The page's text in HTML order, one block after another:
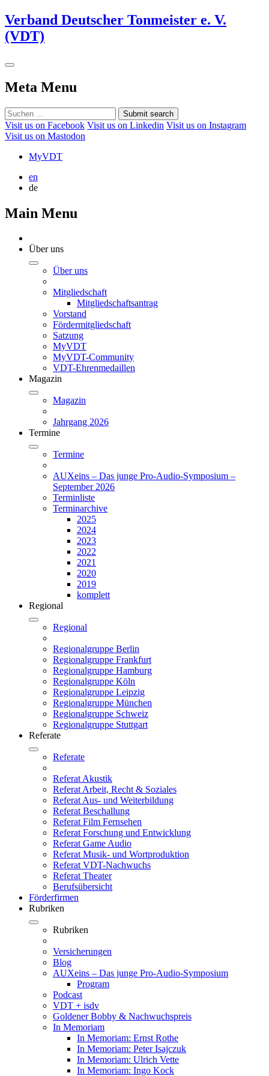
Verband Deutscher Tonmeister e. V.
(VDT)
Meta Menu
Submit search
Visit us on Facebook Visit us on Linkedin Visit us on Instagram
Visit us on Mastodon
MyVDT
en
de
Main Menu
Über uns
Über uns
Mitgliedschaft
Mitgliedschaftsantrag
Vorstand
Fördermitgliedschaft
Satzung
MyVDT
MyVDT-Community
VDT-Ehrenmedaillen
Magazin
Magazin
Jahrgang 2026
Termine
Termine
AUXeins – Das junge Pro-Audio-Symposium –
September 2026
Terminliste
Terminarchive
2025
2024
2023
2022
2021
2020
2019
komplett
Regional
Regional
Regionalgruppe Berlin
Regionalgruppe Frankfurt
Regionalgruppe Hamburg
Regionalgruppe Köln
Regionalgruppe Leipzig
Regionalgruppe München
Regionalgruppe Schweiz
Regionalgruppe Stuttgart
Referate
Referate
Referat Akustik
Referat Arbeit, Recht & Soziales
Referat Aus- und Weiterbildung
Referat Beschallung
Referat Film Fernsehen
Referat Forschung und Entwicklung
Referat Game Audio
Referat Musik- und Wortproduktion
Referat VDT-Nachwuchs
Referat Theater
Berufsübersicht
Förderfirmen
Rubriken
Rubriken
Versicherungen
Blog
AUXeins – Das junge Pro-Audio-Symposium
Program
Podcast
VDT + isdv
Goldener Bobby & Nachwuchspreis
In Memoriam
In Memoriam: Ernst Rothe
In Memoriam: Peter Isajczuk
In Memoriam: Ulrich Vette
In Memoriam: Ingo Kock